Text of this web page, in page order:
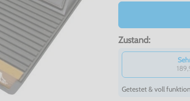
Zustand:
Getestet & voll